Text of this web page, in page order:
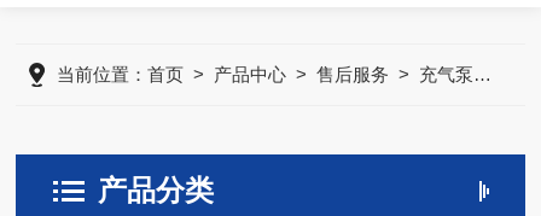
当前位置：首页 > 产品中心 >售后服务 > 充气泵售后
产品分类